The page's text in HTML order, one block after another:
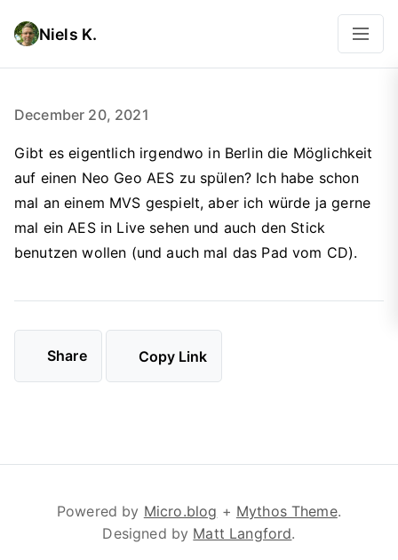
Niels K.
December 20, 2021
Gibt es eigentlich irgendwo in Berlin die Möglichkeit
auf einen Neo Geo AES zu spülen? Ich habe schon
mal an einem MVS gespielt, aber ich würde ja gerne
mal ein AES in Live sehen und auch den Stick
benutzen wollen (und auch mal das Pad vom CD).
Share Copy Link
Powered by Micro.blog + Mythos Theme.
Designed by Matt Langford.